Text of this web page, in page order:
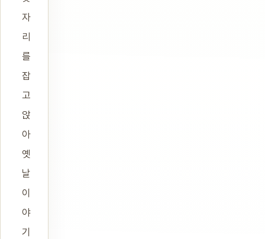
자
리
를
잡
고
앉
아
옛
날
이
야
기